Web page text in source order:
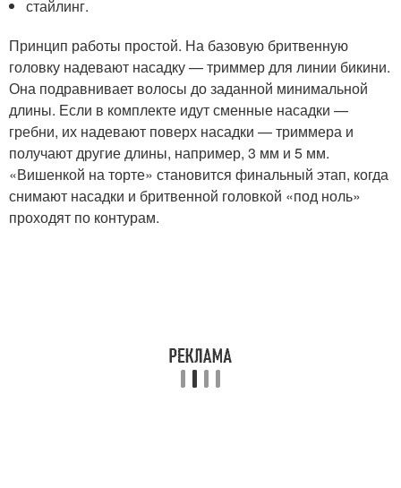
стайлинг.
Принцип работы простой. На базовую бритвенную
головку надевают насадку — триммер для линии бикини.
Она подравнивает волосы до заданной минимальной
длины. Если в комплекте идут сменные насадки —
гребни, их надевают поверх насадки — триммера и
получают другие длины, например, 3 мм и 5 мм.
«Вишенкой на торте» становится финальный этап, когда
снимают насадки и бритвенной головкой «под ноль»
проходят по контурам.